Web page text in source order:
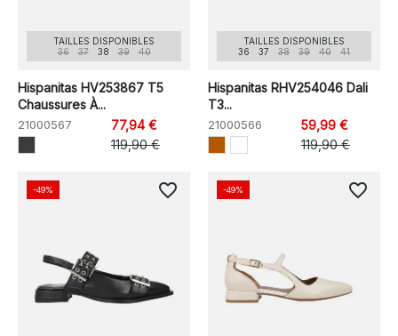
TAILLES DISPONIBLES
36
37 38 39 40
Hispanitas HV253867 T5
Chaussures À...
21000567
77,94 €
119,90 €
TAILLES DISPONIBLES
36
37 38 39 40 41
Hispanitas RHV254046 Dali
T3...
21000566
59,99 €
119,90 €
-49% favorite_border -49% favorite_border